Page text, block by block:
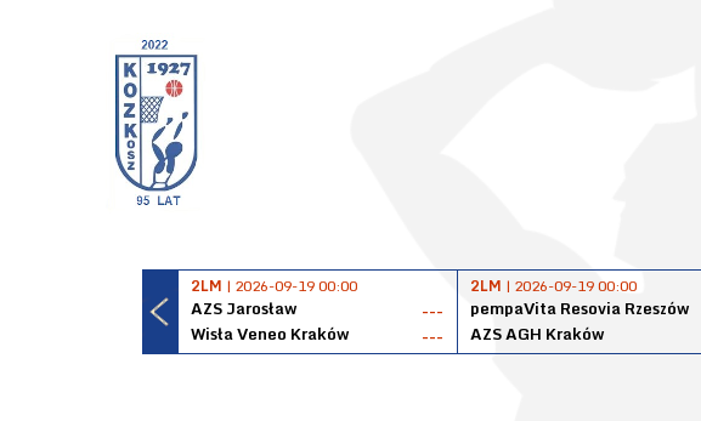
2LM | 2026-09-19 00:00
AZS Jarosław
---
Wisła Veneo Kraków
---
2LM | 2026-09-19 00:00
pempaVita Resovia Rzeszów
AZS AGH Kraków